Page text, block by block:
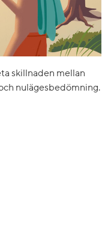
skillnaden mellan
nulägesbedömning.